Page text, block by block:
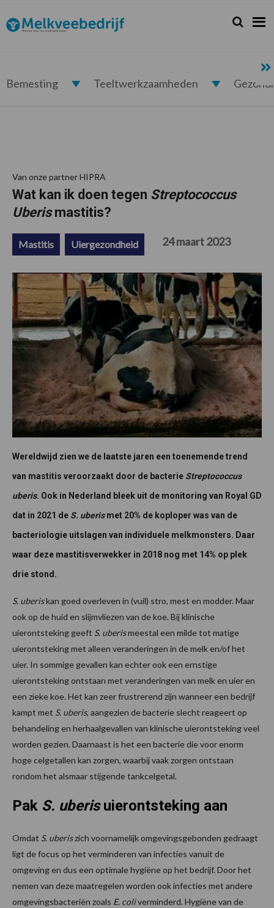
de
hoofdnavigatie
de
hoofd
de
eerste
de
voettekst
Melkveebedrijf.nl Zoeken...
Zoek
Bemesting Teeltwerkzaamheden
Van onze partner HIPRA
Wat kan ik doen tegen Streptococcus
Uberismastitis?
Mastitis Uiergezondheid 24 maart 2023
Wereldwijd zien we de laatste jaren een toenemende trend
van mastitis veroorzaakt door de bacterie Streptococcus
uberis. Ook in Nederland bleek uit de monitoring van Royal GD
dat in 2021 de S. uberismet 20% de koploper was van de
bacteriologie uitslagen van individuele melkmonsters. Daar
waar deze mastitisverwekker in 2018 nog met 14% op plek
drie stond.
S. uberiskan goed overleven in (vuil) stro, mest en modder. Maar
ook op de huid en slijmvliezen van de koe. Bij klinische
uierontsteking geeft S. uberismeestal een milde tot matige
uierontsteking met alleen veranderingen in de melk en/of het
uier. In sommige gevallen kan echter ook een ernstige
uierontsteking ontstaan met veranderingen van melk en uier en
een zieke koe. Het kan zeer frustrerend zijn wanneer een bedrijf
kampt met S. uberis, aangezien de bacterie slecht reageert op
behandeling en herhaalgevallen van klinische uierontsteking veel
worden gezien. Daarnaast is het een bacterie die voor enorm
hoge celgetallen kan zorgen, waarbij vaak zorgen ontstaan
rondom het alsmaar stijgende tankcelgetal.
Pak S. uberisuierontsteking aan
Omdat S. uberiszich voornamelijk omgevingsgebonden gedraagt
ligt de focus op het verminderen van infecties vanuit de
omgeving en dus een optimale hygiëne op het bedrijf. Door het
nemen van deze maatregelen worden ook infecties met andere
omgevingsbacteriën zoals E. coliverminderd. Hygiëne van de